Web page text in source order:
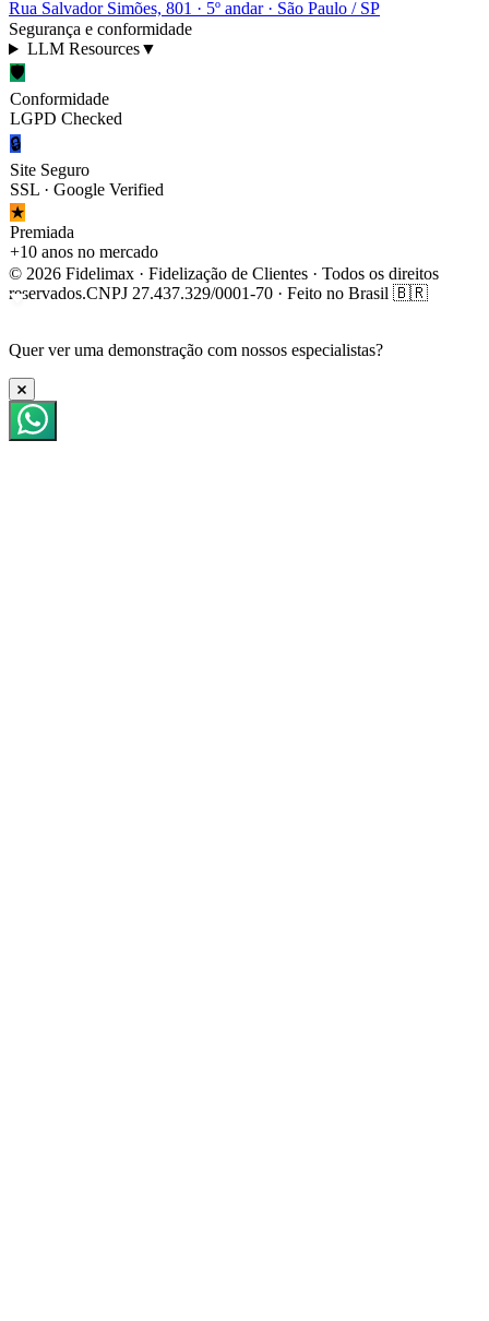
Rua Salvador Simões, 801 · 5º andar · São Paulo / SP
Segurança e conformidade
LLM Resources▼
🛡
Conformidade
LGPD Checked
🔒
Site Seguro
SSL · Google Verified
★
Premiada
+10 anos no mercado
© 2026 Fidelimax · Fidelização de Clientes · Todos os direitos
reservados.CNPJ 27.437.329/0001-70 · Feito no Brasil 🇧🇷
Quer ver uma demonstração com nossos especialistas?